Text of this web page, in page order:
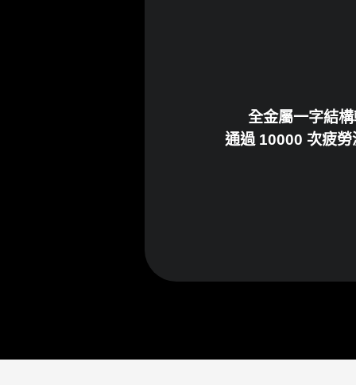
全金屬一字結
通過 10000 次疲